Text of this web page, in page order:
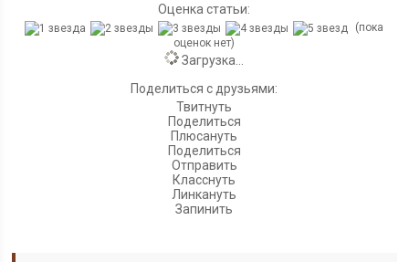
Оценка статьи:
(пока
оценок нет)
Загрузка...
Поделиться с друзьями:
Твитнуть
Поделиться
Плюсануть
Поделиться
Отправить
Класснуть
Линкануть
Запинить